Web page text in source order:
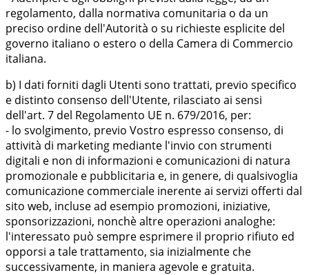
regolamento, dalla normativa comunitaria o da un
preciso ordine dell'Autorità o su richieste esplicite del
governo italiano o estero o della Camera di Commercio
italiana.
b) I dati forniti dagli Utenti sono trattati, previo specifico
e distinto consenso dell'Utente, rilasciato ai sensi
dell'art. 7 del Regolamento UE n. 679/2016, per:
- lo svolgimento, previo Vostro espresso consenso, di
attività di marketing mediante l'invio con strumenti
digitali e non di informazioni e comunicazioni di natura
promozionale e pubblicitaria e, in genere, di qualsivoglia
comunicazione commerciale inerente ai servizi offerti dal
sito web, incluse ad esempio promozioni, iniziative,
sponsorizzazioni, nonchè altre operazioni analoghe:
l'interessato può sempre esprimere il proprio rifiuto ed
opporsi a tale trattamento, sia inizialmente che
successivamente, in maniera agevole e gratuita.